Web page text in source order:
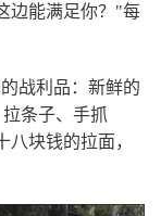
边能满足你？"每
战利品：新鲜的
条子、手抓
块钱的拉面，